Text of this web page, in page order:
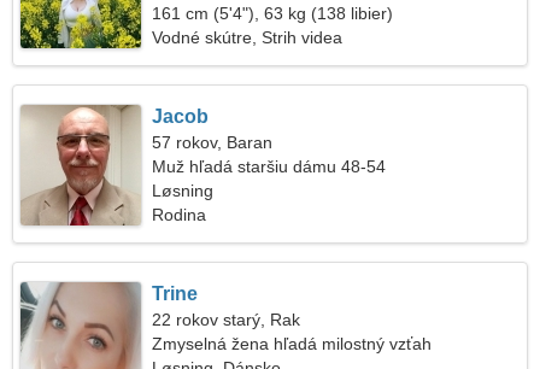
161 cm (5'4"), 63 kg (138 libier)
Vodné skútre, Strih videa
Jacob
57 rokov, Baran
Muž hľadá staršiu dámu 48-54
Løsning
Rodina
Trine
22 rokov starý, Rak
Zmyselná žena hľadá milostný vzťah